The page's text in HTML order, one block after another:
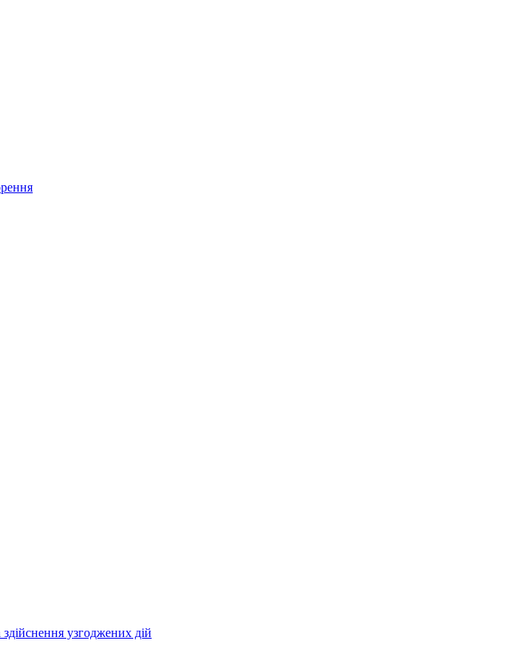
узгоджених дій